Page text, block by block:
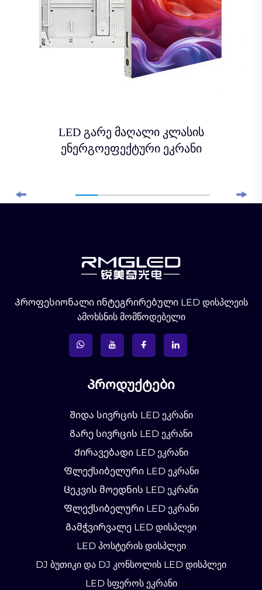
LED გარე მაღალი კლასის
ენერგოეფექტური ეკრანი
Პროფესიონალი ინტეგრირებული LED დისპლეის
ამოხსნის მომწოდებელი
Პროდუქტები
Შიდა სივრცის LED ეკრანი
Გარე სივრცის LED ეკრანი
Ქირავებადი LED ეკრანი
Ფლექსიბელური LED ეკრანი
Ცეკვის მოედნის LED ეკრანი
Ფლექსიბელური LED ეკრანი
Გამჭვირვალე LED დისპლეი
LED პოსტერის დისპლეი
DJ ბუთიკი და DJ კონსოლის LED დისპლეი
LED სფეროს ეკრანი